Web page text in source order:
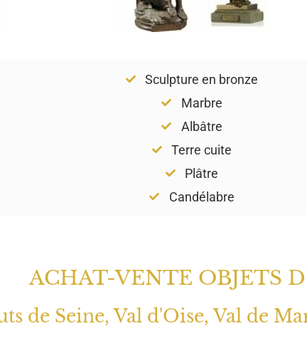
Sculpture en bronze
Marbre
Albâtre
Terre cuite
Plâtre
Candélabre
ACHAT-VENTE OBJETS
de Seine, Val d'Oise, Val de